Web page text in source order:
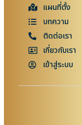
แผนที่ตั้ง
บทความ
ติดต่อเรา
เกี่ยวกับเรา
เข้าสู่ระบบ